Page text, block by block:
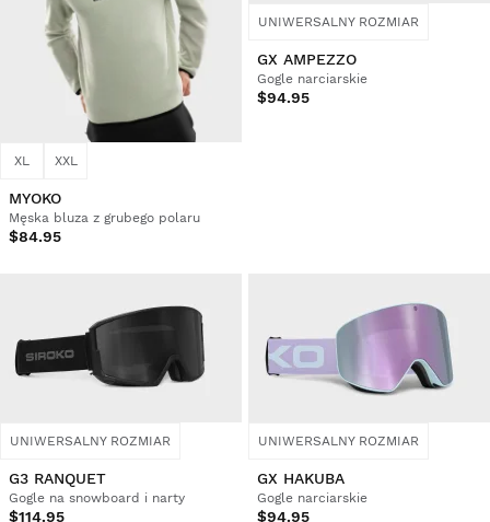
XL XXL
MYOKO
Męska bluza z grubego polaru
$84.95
UNIWERSALNY ROZMIAR
GX AMPEZZO
Gogle narciarskie
$94.95
UNIWERSALNY ROZMIAR
G3 RANQUET
Gogle na snowboard i narty
$114.95
UNIWERSALNY ROZMIAR
GX HAKUBA
Gogle narciarskie
$94.95